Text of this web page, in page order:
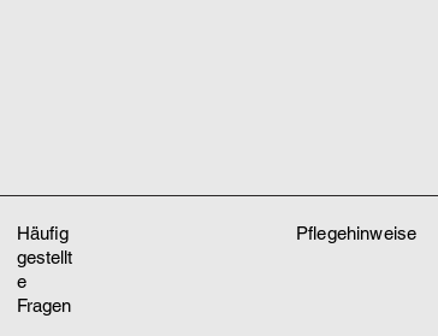
Häufig
gestellt
e
Fragen
Pflegehinweise